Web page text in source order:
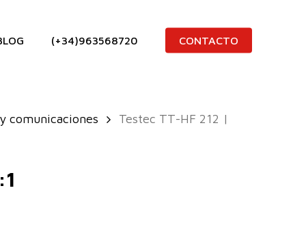
(+34)963568720 CONTACTO
comunicaciones
Testec TT-HF 212 |